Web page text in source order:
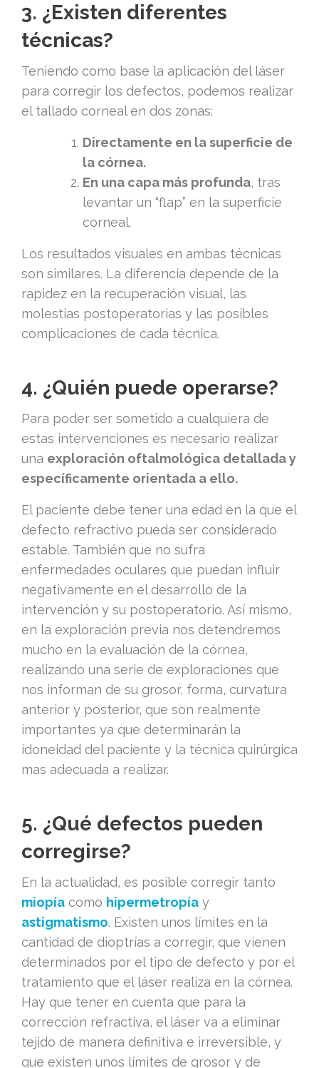
3. ¿Existen diferentes
técnicas?
Teniendo como base la aplicación del láser
para corregir los defectos, podemos realizar
el tallado corneal en dos zonas:
Directamente en la superficie de
la córnea.
En una capa más profunda, tras
levantar un “flap” en la superficie
corneal.
Los resultados visuales en ambas técnicas
son similares. La diferencia depende de la
rapidez en la recuperación visual, las
molestias postoperatorias y las posibles
complicaciones de cada técnica.
4. ¿Quién puede operarse?
Para poder ser sometido a cualquiera de
estas intervenciones es necesario realizar
una exploración oftalmológica detallada y
específicamente orientada a ello.
El paciente debe tener una edad en la que el
defecto refractivo pueda ser considerado
estable. También que no sufra
enfermedades oculares que puedan influir
negativamente en el desarrollo de la
intervención y su postoperatorio. Así mismo,
en la exploración previa nos detendremos
mucho en la evaluación de la córnea,
realizando una serie de exploraciones que
nos informan de su grosor, forma, curvatura
anterior y posterior, que son realmente
importantes ya que determinarán la
idoneidad del paciente y la técnica quirúrgica
mas adecuada a realizar.
5. ¿Qué defectos pueden
corregirse?
En la actualidad, es posible corregir tanto
miopía como hipermetropía y
astigmatismo. Existen unos límites en la
cantidad de dioptrías a corregir, que vienen
determinados por el tipo de defecto y por el
tratamiento que el láser realiza en la córnea.
Hay que tener en cuenta que para la
corrección refractiva, el láser va a eliminar
tejido de manera definitiva e irreversible, y
que existen unos límites de grosor y de